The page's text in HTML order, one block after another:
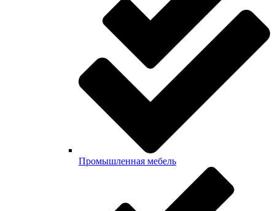
Промышленная мебель